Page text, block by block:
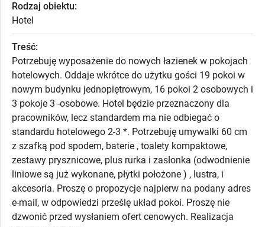
Rodzaj obiektu:
Hotel
Treść:
Potrzebuję wyposażenie do nowych łazienek w pokojach
hotelowych. Oddaje wkrótce do użytku gości 19 pokoi w
nowym budynku jednopiętrowym, 16 pokoi 2 osobowych i
3 pokoje 3 -osobowe. Hotel będzie przeznaczony dla
pracowników, lecz standardem ma nie odbiegać o
standardu hotelowego 2-3 *. Potrzebuję umywalki 60 cm
z szafką pod spodem, baterie , toalety kompaktowe,
zestawy prysznicowe, plus rurka i zasłonka (odwodnienie
liniowe są już wykonane, płytki położone ) , lustra, i
akcesoria. Proszę o propozycje najpierw na podany adres
e-mail, w odpowiedzi prześlę układ pokoi. Proszę nie
dzwonić przed wysłaniem ofert cenowych. Realizacja